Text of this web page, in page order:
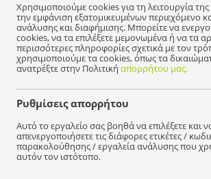
Χρησιμοποιούμε cookies για τη λειτουργία της
την εμφάνιση εξατομικευμένων περιεχόμενο
ανάλυσης και διαφήμισης. Μπορείτε να
cookies, να τα επιλέξετε μεμονωμένα ή να τα
περισσότερες πληροφορίες σχετικά με τον
χρησιμοποιούμε τα cookies, όπως τα
ανατρέξτε στην Πολιτική απορρήτου μας.
Ρυθμίσεις απορρήτου
Αυτό το εργαλείο σας βοηθά να επιλέξετε και
απενεργοποιήσετε τις διάφορες ετικέτες /
παρακολούθησης / εργαλεία ανάλυσης που
αυτόν τον ιστότοπο.
Battery Empire Μπαταρίες Μπαταρίες ΑΑ και
Μπαταρία R20 (2)